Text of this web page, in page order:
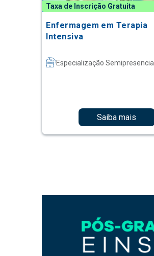
Taxa de Inscrição Gratuita
Enfermagem em Terapia
Intensiva
Especialização Semipresencial
Saiba mais